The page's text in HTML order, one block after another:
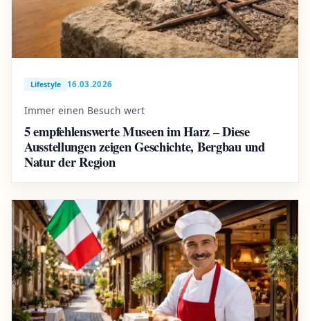
Lifestyle 16.03.2026
Immer einen Besuch wert
5 empfehlenswerte Museen im Harz – Diese
Ausstellungen zeigen Geschichte, Bergbau und
Natur der Region